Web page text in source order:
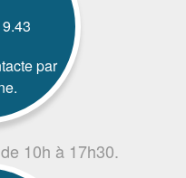
par
10h à 17h30.